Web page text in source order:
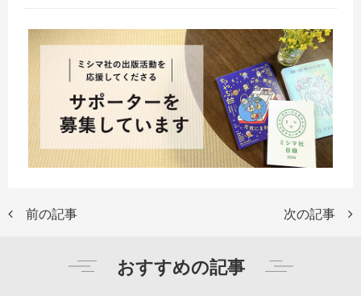
前の記事 次の記事
おすすめの記事